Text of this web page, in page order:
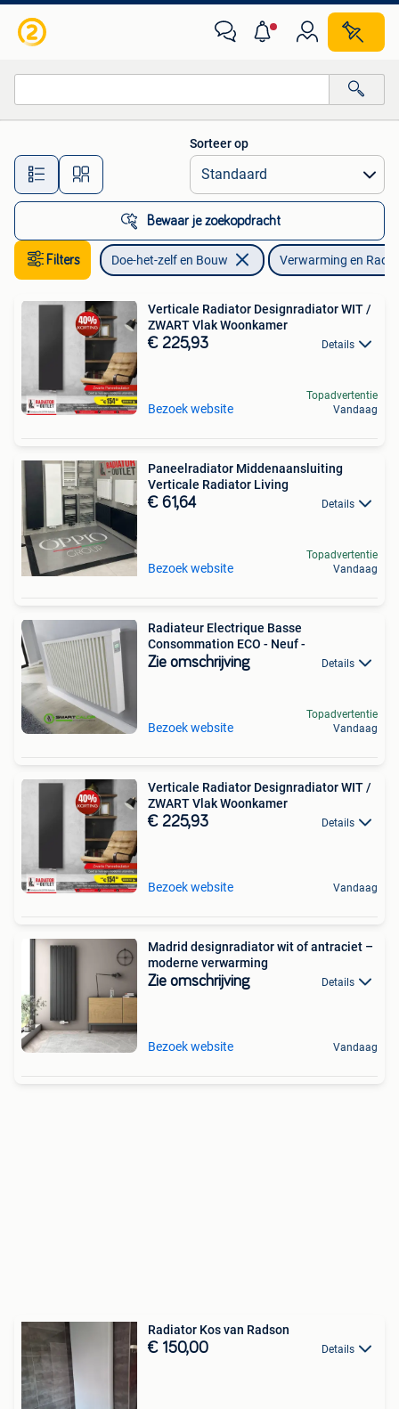
Alle afstanden…
Sorteer op
Bewaar je zoekopdracht
Filters Doe-het-zelf en Bouw Verwarming en
Verticale Radiator Designradiator WIT /
ZWART Vlak Woonkamer
€ 225,93 Details
Bezoek website
Topadvertentie
Vandaag
Paneelradiator Middenaansluiting
Verticale Radiator Living
€ 61,64 Details
Bezoek website
Topadvertentie
Vandaag
Radiateur Electrique Basse
Consommation ECO - Neuf -
Zie omschrijving Details
Bezoek website
Topadvertentie
Vandaag
Verticale Radiator Designradiator WIT /
ZWART Vlak Woonkamer
€ 225,93 Details
Bezoek website Vandaag
Madrid designradiator wit of antraciet –
moderne verwarming
Zie omschrijving Details
Bezoek website Vandaag
Radiator Kos van Radson
€ 150,00 Details